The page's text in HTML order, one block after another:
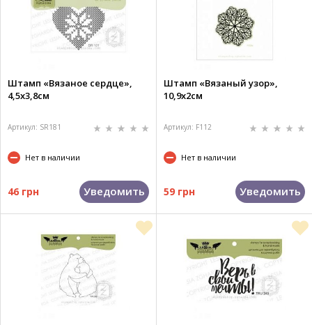
Штамп «Вязаное сердце»,
4,5х3,8см
Артикул: SR181
Нет в наличии
46 грн Уведомить
Штамп «Вязаный узор»,
10,9х2см
Артикул: F112
Нет в наличии
59 грн Уведомить